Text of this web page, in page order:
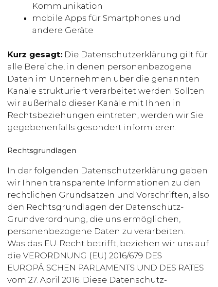
Kommunikation
mobile Apps für Smartphones und
andere Geräte
Kurz gesagt: Die Datenschutzerklärung gilt für
alle Bereiche, in denen personenbezogene
Daten im Unternehmen über die genannten
Kanäle strukturiert verarbeitet werden. Sollten
wir außerhalb dieser Kanäle mit Ihnen in
Rechtsbeziehungen eintreten, werden wir Sie
gegebenenfalls gesondert informieren.
Rechtsgrundlagen
In der folgenden Datenschutzerklärung geben
wir Ihnen transparente Informationen zu den
rechtlichen Grundsätzen und Vorschriften, also
den Rechtsgrundlagen der Datenschutz-
Grundverordnung, die uns ermöglichen,
personenbezogene Daten zu verarbeiten.
Was das EU-Recht betrifft, beziehen wir uns auf
die VERORDNUNG (EU) 2016/679 DES
EUROPÄISCHEN PARLAMENTS UND DES RATES
vom 27. April 2016. Diese Datenschutz-